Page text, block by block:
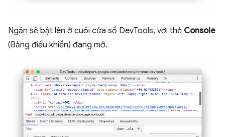
Ngăn sẽ bật lên ở cuối cửa sổ DevTools, với thẻ Console
(Bảng điều khiển) đang mở.